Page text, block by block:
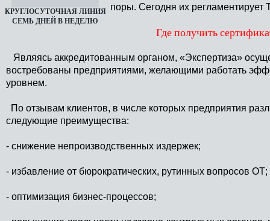
КРУГЛОСУТОЧНАЯ ЛИНИЯ
СЕМЬ ДНЕЙ В НЕДЕЛЮ
поры. Сегодня их
Где получить
Являясь аккредитованным органом, «Экспертиза»
востребованы предприятиями, желающими работать
уровнем.
По отзывам клиентов, в числе которых предприятия
следующие преимущества:
- снижение непроизводственных издержек;
- избавление от бюрократических, рутинных вопросов ОТ;
- оптимизация бизнес-процессов;